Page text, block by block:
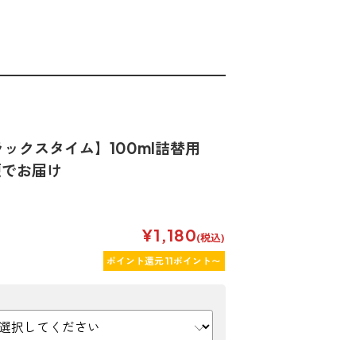
クスタイム】100ml詰替用
お届け
¥1,180(税込)
ポイント還元 11ポイント〜